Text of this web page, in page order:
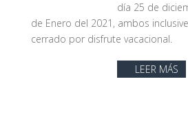
día 25 de
de Enero del 2021, ambos
cerrado por disfrute vacacional.
LEER MÁS